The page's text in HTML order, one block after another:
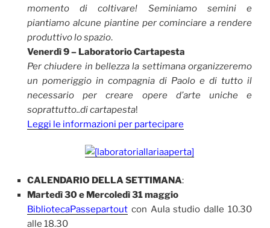
momento di coltivare! Seminiamo semini e
piantiamo alcune piantine per cominciare a rendere
produttivo lo spazio.
Venerdì 9 – Laboratorio Cartapesta
Per chiudere in bellezza la settimana organizzeremo
un pomeriggio in compagnia di Paolo e di tutto il
necessario per creare opere d’arte uniche e
soprattutto..di cartapesta!
Leggi le informazioni per partecipare
CALENDARIO DELLA SETTIMANA:
Martedì 30 e Mercoledì 31 maggio
BibliotecaPassepartout con Aula studio dalle 10.30
alle 18.30